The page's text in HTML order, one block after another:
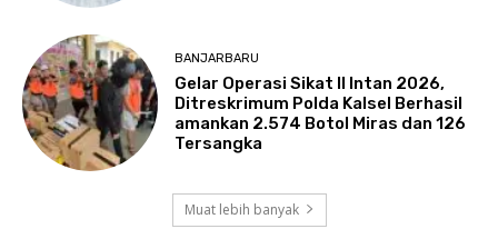
BANJARBARU
Gelar Operasi Sikat II Intan 2026,
Ditreskrimum Polda Kalsel Berhasil
amankan 2.574 Botol Miras dan 126
Tersangka
Muat lebih banyak